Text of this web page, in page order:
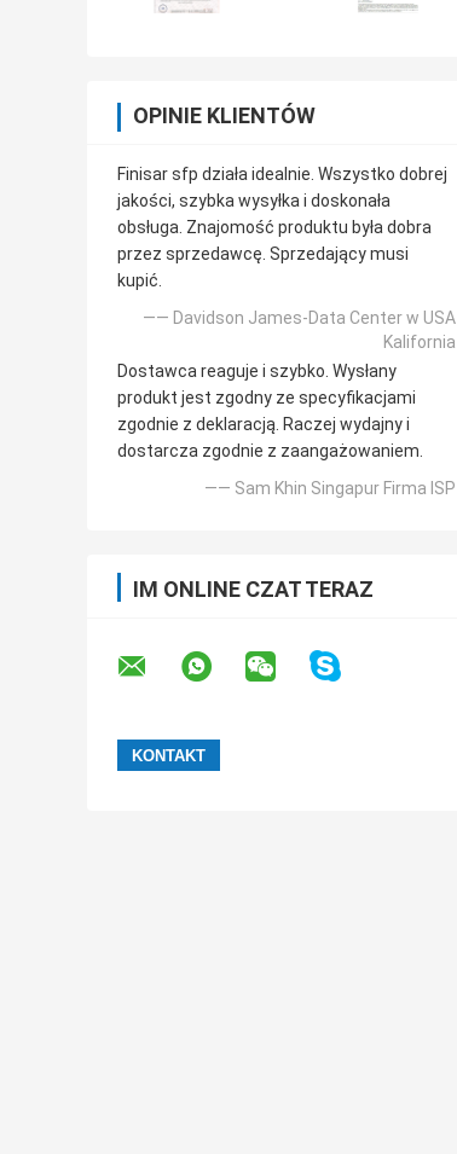
OPINIE KLIENTÓW
Finisar sfp działa idealnie. Wszystko dobrej
jakości, szybka wysyłka i doskonała
obsługa. Znajomość produktu była dobra
przez sprzedawcę. Sprzedający musi
kupić.
—— Davidson James-Data Center w USA
Kalifornia
Dostawca reaguje i szybko. Wysłany
produkt jest zgodny ze specyfikacjami
zgodnie z deklaracją. Raczej wydajny i
dostarcza zgodnie z zaangażowaniem.
—— Sam Khin Singapur Firma ISP
IM ONLINE CZAT TERAZ